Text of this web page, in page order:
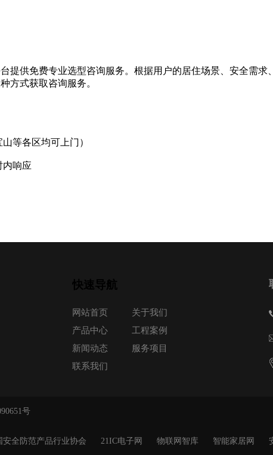
提供免费专业选型咨询服务。根据用户的居住场景、安全需
方式获取咨询服务。
等各区均可上门）
内响应
网站首页
关于我们
产品中心
工程案例
新闻动态
服务项目
联系我们
号
安全防范产品行业协会 21IC电子网 物联网智库 智能家居网